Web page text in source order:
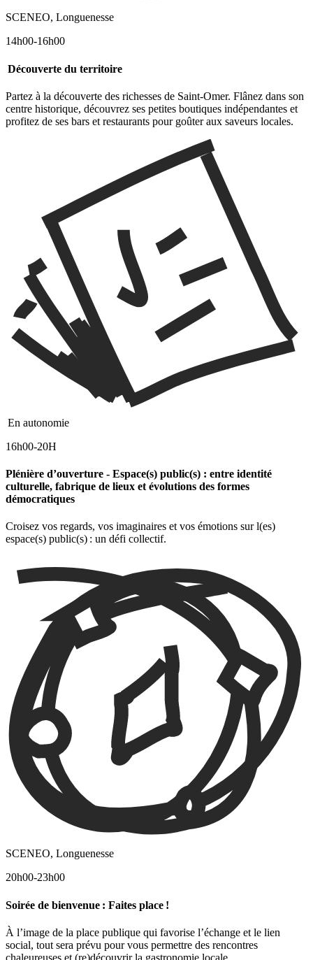
SCENEO, Longuenesse
14h00-16h00
Découverte du territoire
Partez à la découverte des richesses de Saint-Omer. Flânez dans son
centre historique, découvrez ses petites boutiques indépendantes et
profitez de ses bars et restaurants pour goûter aux saveurs locales.
En autonomie
16h00-20H
Plénière d’ouverture - Espace(s) public(s) : entre identité
culturelle, fabrique de lieux et évolutions des formes
démocratiques
Croisez vos regards, vos imaginaires et vos émotions sur l(es)
espace(s) public(s) : un défi collectif.
SCENEO, Longuenesse
20h00-23h00
Soirée de bienvenue : Faites place !
À l’image de la place publique qui favorise l’échange et le lien
social, tout sera prévu pour vous permettre des rencontres
chaleureuses et (re)découvrir la gastronomie locale.